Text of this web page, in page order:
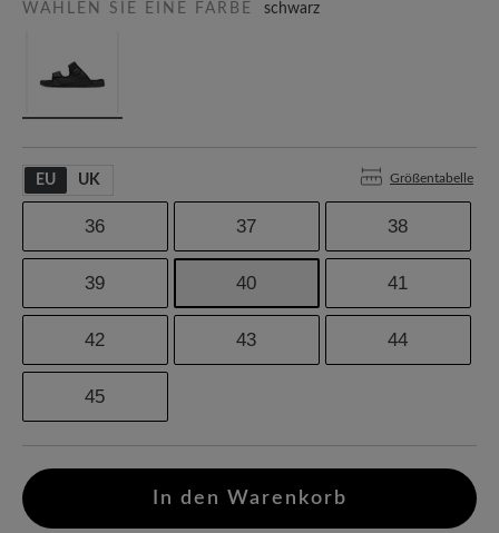
WÄHLEN SIE EINE FARBE schwarz
EU UK Größentabelle
36 37 38
39 40 41
42 43 44
45
In den Warenkorb